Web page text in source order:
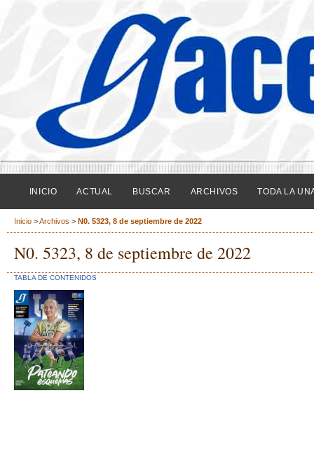
INICIO ACTUAL BUSCAR ARCHIVOS TODA LA
Inicio >Archivos > N0. 5323, 8 de septiembre de 2022
N0. 5323, 8 de septiembre de 2022
TABLA DE CONTENIDOS